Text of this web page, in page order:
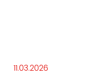
11.03.2026